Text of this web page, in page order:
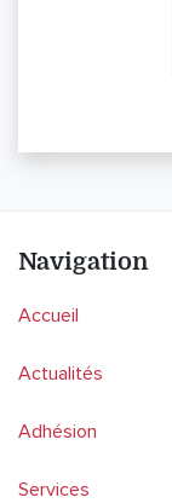
Navigation
Accueil
Actualités
Adhésion
Services